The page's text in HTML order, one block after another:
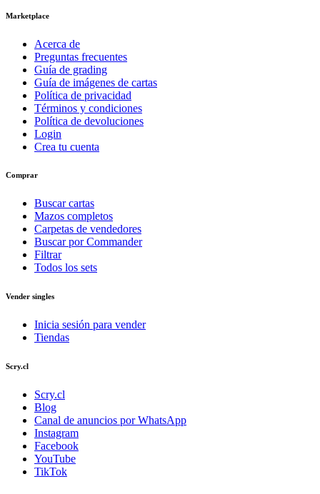
Marketplace
Acerca de
Preguntas frecuentes
Guía de grading
Guía de imágenes de cartas
Política de privacidad
Términos y condiciones
Política de devoluciones
Login
Crea tu cuenta
Comprar
Buscar cartas
Mazos completos
Carpetas de vendedores
Buscar por Commander
Filtrar
Todos los sets
Vender singles
Inicia sesión para vender
Tiendas
Scry.cl
Scry.cl
Blog
Canal de anuncios por WhatsApp
Instagram
Facebook
YouTube
TikTok